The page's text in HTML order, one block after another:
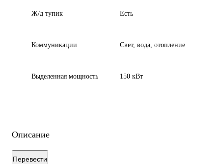
Ж/д тупик Есть
Коммуникации Свет, вода, отопление
Выделенная мощность 150 кВт
Описание
Перевести